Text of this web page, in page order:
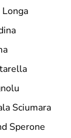
Sciumara
Sperone